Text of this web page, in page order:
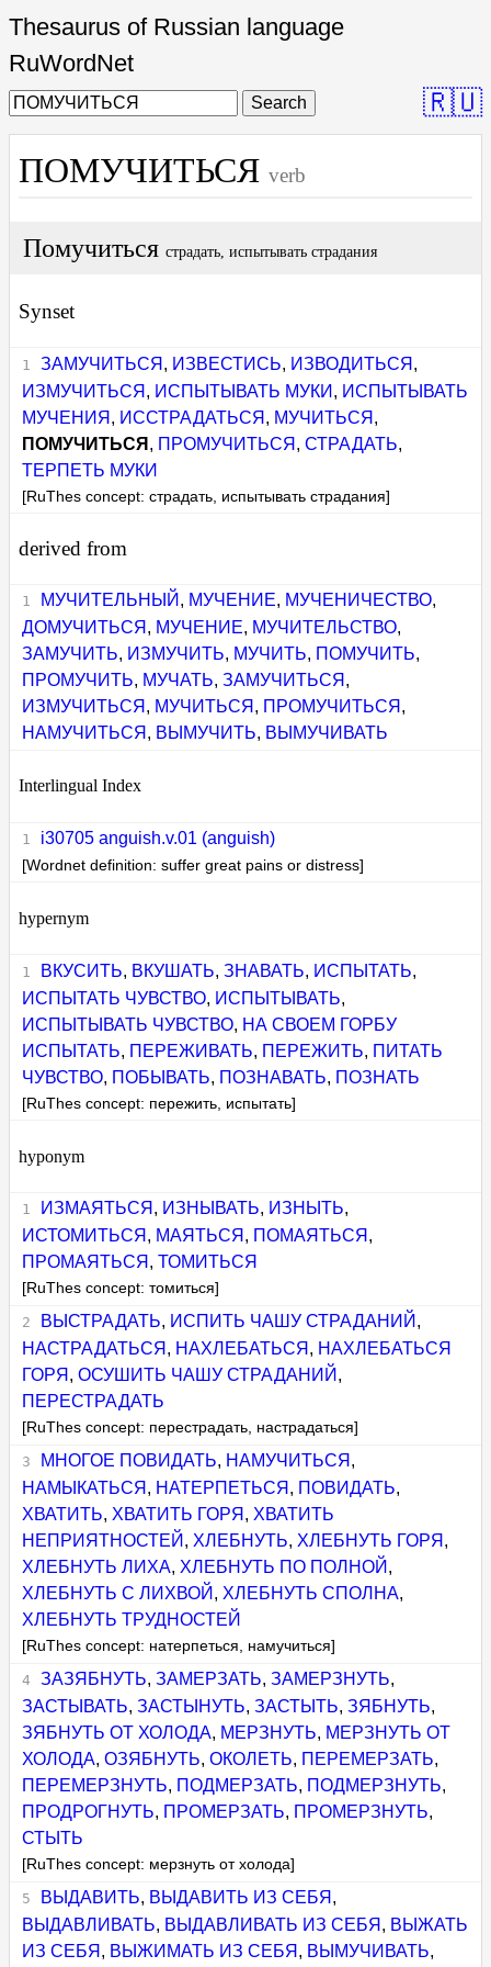
Thesaurus of Russian language
RuWordNet
Search 🇷🇺
ПОМУЧИТЬСЯ verb
Помучиться страдать, испытывать страдания
Synset
ЗАМУЧИТЬСЯ , ИЗВЕСТИСЬ, ИЗВОДИТЬСЯ ,
ИЗМУЧИТЬСЯ , ИСПЫТЫВАТЬ МУКИ , ИСПЫТЫВАТЬ
МУЧЕНИЯ , ИССТРАДАТЬСЯ , МУЧИТЬСЯ ,
ПОМУЧИТЬСЯ , ПРОМУЧИТЬСЯ ,СТРАДАТЬ,
ТЕРПЕТЬ МУКИ
[RuThes concept: страдать, испытывать страдания]
derived from
МУЧИТЕЛЬНЫЙ , МУЧЕНИЕ, МУЧЕНИЧЕСТВО,
ДОМУЧИТЬСЯ , МУЧЕНИЕ, МУЧИТЕЛЬСТВО,
ЗАМУЧИТЬ, ИЗМУЧИТЬ, МУЧИТЬ, ПОМУЧИТЬ,
ПРОМУЧИТЬ, МУЧАТЬ,ЗАМУЧИТЬСЯ ,
ИЗМУЧИТЬСЯ , МУЧИТЬСЯ , ПРОМУЧИТЬСЯ ,
НАМУЧИТЬСЯ , ВЫМУЧИТЬ, ВЫМУЧИВАТЬ
Interlingual Index
i30705 anguish.v.01 (anguish)
[Wordnet definition: suffer great pains or distress]
hypernym
ВКУСИТЬ, ВКУШАТЬ, ЗНАВАТЬ, ИСПЫТАТЬ,
ИСПЫТАТЬ ЧУВСТВО, ИСПЫТЫВАТЬ,
ИСПЫТЫВАТЬ ЧУВСТВО, НА СВОЕМ ГОРБУ
ИСПЫТАТЬ, ПЕРЕЖИВАТЬ, ПЕРЕЖИТЬ, ПИТАТЬ
ЧУВСТВО, ПОБЫВАТЬ, ПОЗНАВАТЬ, ПОЗНАТЬ
[RuThes concept: пережить, испытать]
hyponym
ИЗМАЯТЬСЯ , ИЗНЫВАТЬ, ИЗНЫТЬ,
ИСТОМИТЬСЯ , МАЯТЬСЯ , ПОМАЯТЬСЯ ,
ПРОМАЯТЬСЯ ,ТОМИТЬСЯ
[RuThes concept: томиться]
ВЫСТРАДАТЬ, ИСПИТЬ ЧАШУ СТРАДАНИЙ ,
НАСТРАДАТЬСЯ , НАХЛЕБАТЬСЯ , НАХЛЕБАТЬСЯ
ГОРЯ ,ОСУШИТЬ ЧАШУ СТРАДАНИЙ ,
ПЕРЕСТРАДАТЬ
[RuThes concept: перестрадать, настрадаться]
МНОГОЕ ПОВИДАТЬ, НАМУЧИТЬСЯ ,
НАМЫКАТЬСЯ , НАТЕРПЕТЬСЯ , ПОВИДАТЬ,
ХВАТИТЬ,ХВАТИТЬ ГОРЯ ,ХВАТИТЬ
НЕПРИЯТНОСТЕЙ ,ХЛЕБНУТЬ,ХЛЕБНУТЬ ГОРЯ ,
ХЛЕБНУТЬ ЛИХА,ХЛЕБНУТЬ ПО ПОЛНОЙ ,
ХЛЕБНУТЬ С ЛИХВОЙ ,ХЛЕБНУТЬ СПОЛНА,
ХЛЕБНУТЬ ТРУДНОСТЕЙ
[RuThes concept: натерпеться, намучиться]
ЗАЗЯБНУТЬ, ЗАМЕРЗАТЬ, ЗАМЕРЗНУТЬ,
ЗАСТЫВАТЬ,ЗАСТЫНУТЬ,ЗАСТЫТЬ,ЗЯБНУТЬ,
ЗЯБНУТЬ ОТ ХОЛОДА, МЕРЗНУТЬ, МЕРЗНУТЬ ОТ
ХОЛОДА,ОЗЯБНУТЬ,ОКОЛЕТЬ, ПЕРЕМЕРЗАТЬ,
ПЕРЕМЕРЗНУТЬ, ПОДМЕРЗАТЬ, ПОДМЕРЗНУТЬ,
ПРОДРОГНУТЬ, ПРОМЕРЗАТЬ, ПРОМЕРЗНУТЬ,
СТЫТЬ
[RuThes concept: мерзнуть от холода]
ВЫДАВИТЬ, ВЫДАВИТЬ ИЗ СЕБЯ ,
ВЫДАВЛИВАТЬ, ВЫДАВЛИВАТЬ ИЗ СЕБЯ , ВЫЖАТЬ
ИЗ СЕБЯ , ВЫЖИМАТЬ ИЗ СЕБЯ , ВЫМУЧИВАТЬ,